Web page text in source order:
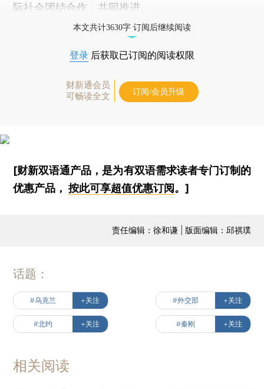
际社会团结合作，共同推进。
本文共计3630字 订阅后继续阅读
登录 后获取已订阅的阅读权限
财新通会员
可畅读全文
订阅/会员升级
[财新双语通产品，是为有双语需求读者专门订制的
优惠产品，按此可享超值优惠订阅 。]
责任编辑：徐和谦 | 版面编辑：邱祺璞
话题：
#乌克兰 +关注 #外交部 +关注
#北约 +关注 #秦刚 +关注
相关阅读